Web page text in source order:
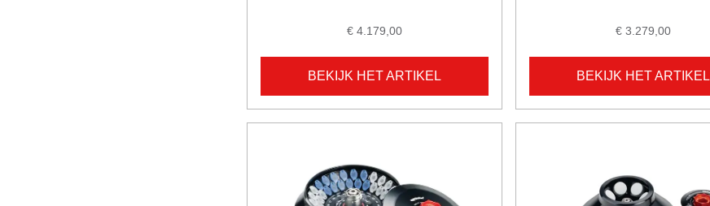
€ 4.179,00
BEKIJK HET ARTIKEL
€ 3.279,00
BEKIJK HET ARTIKEL